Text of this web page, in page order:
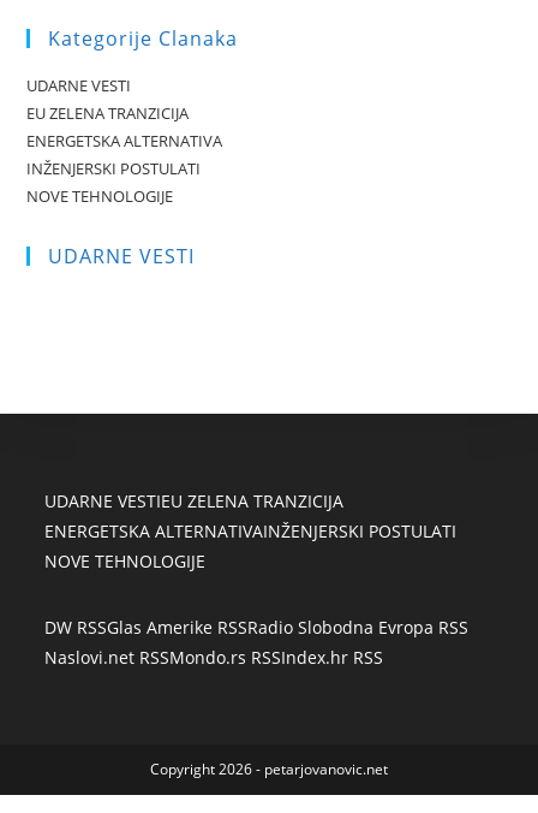
Kategorije Clanaka
UDARNE VESTI
EU ZELENA TRANZICIJA
ENERGETSKA ALTERNATIVA
INŽENJERSKI POSTULATI
NOVE TEHNOLOGIJE
UDARNE VESTI
UDARNE VESTIEU ZELENA TRANZICIJA
ENERGETSKA ALTERNATIVAINŽENJERSKI POSTULATI
NOVE TEHNOLOGIJE
DW RSSGlas Amerike RSSRadio Slobodna Evropa RSS
Naslovi.net RSSMondo.rs RSSIndex.hr RSS
Copyright 2026 - petarjovanovic.net